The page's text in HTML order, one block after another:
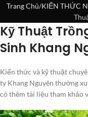
Trang Chủ KIẾN THỨC
Kỹ Thuật
Sinh Khang
Kiến thức và kỹ thuật
ty Khang Nguyên thường
có thêm tài liệu tham khảo